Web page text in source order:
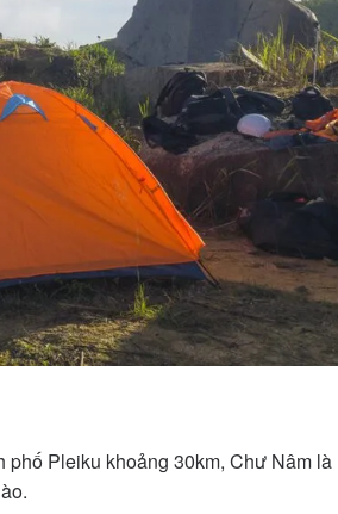
Pleiku khoảng 30km, Chư Nâm là